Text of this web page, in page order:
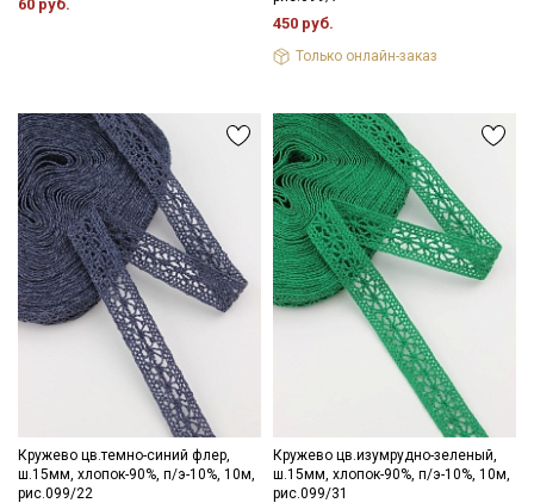
60 руб.
450 руб.
Только онлайн-заказ
Кружево цв.темно-синий флер,
ш.15мм, хлопок-90%, п/э-10%, 10м,
рис.099/22
Кружево цв.изумрудно-зеленый,
ш.15мм, хлопок-90%, п/э-10%, 10м,
рис.099/31